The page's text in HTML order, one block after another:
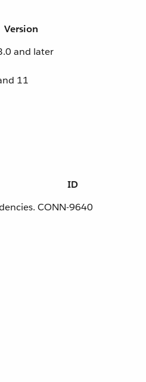
Version
and later
11
ID
CONN-9640